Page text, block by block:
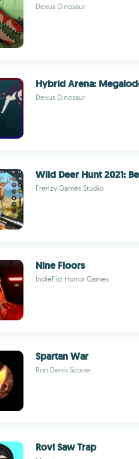
Dexus Dinosaur
Hybrid Arena:
Dexus Dinosaur
Wild Deer Hunt 2021:
Frenzy Games Studio
Nine Floors
IndieFist Horror Games
Spartan War
Ron Denis Scocer
Rovi Saw Trap